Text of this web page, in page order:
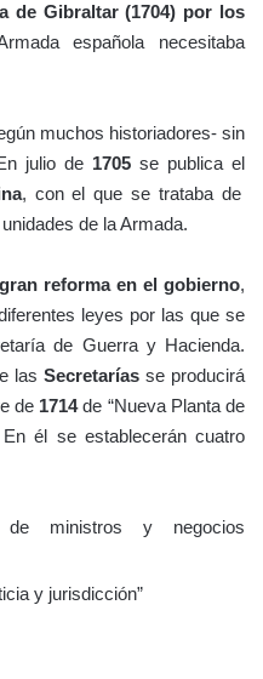
de Gibraltar (1704) por los
española necesitaba
muchos historiadores- sin
julio de 1705 se publica el
, con el que se trataba de
de la Armada.
reforma en el gobierno,
leyes por las que se
de Guerra y Hacienda.
las Secretaríasse producirá
de 1714de “Nueva Planta de
él se establecerán cuatro
de ministros y negocios
y jurisdicción”